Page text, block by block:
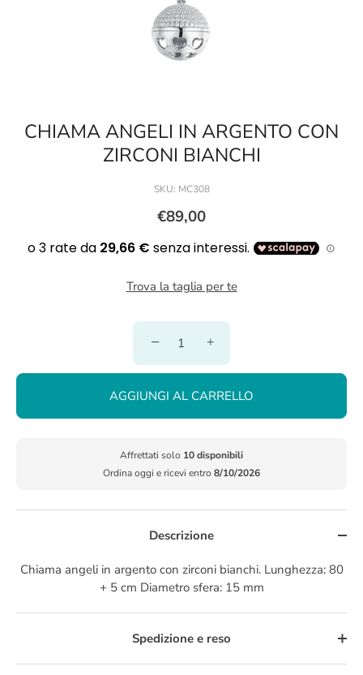
CHIAMA ANGELI IN ARGENTO CON
ZIRCONI BIANCHI
SKU: MC308
€89,00
Trova la taglia per te
− +
AGGIUNGI AL CARRELLO
Affrettati solo 10 disponibili
Ordina oggi e ricevi entro 8/10/2026
Descrizione
Chiama angeli in argento con zirconi bianchi. Lunghezza: 80
+ 5 cm Diametro sfera: 15 mm
Spedizione e reso